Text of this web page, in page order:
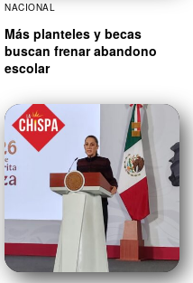
NACIONAL
Más planteles y becas
buscan frenar abandono
escolar